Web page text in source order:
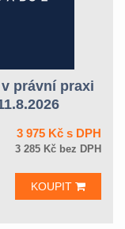
právní praxi
3 975 Kč s DPH
3 285 Kč bez DPH
KOUPIT